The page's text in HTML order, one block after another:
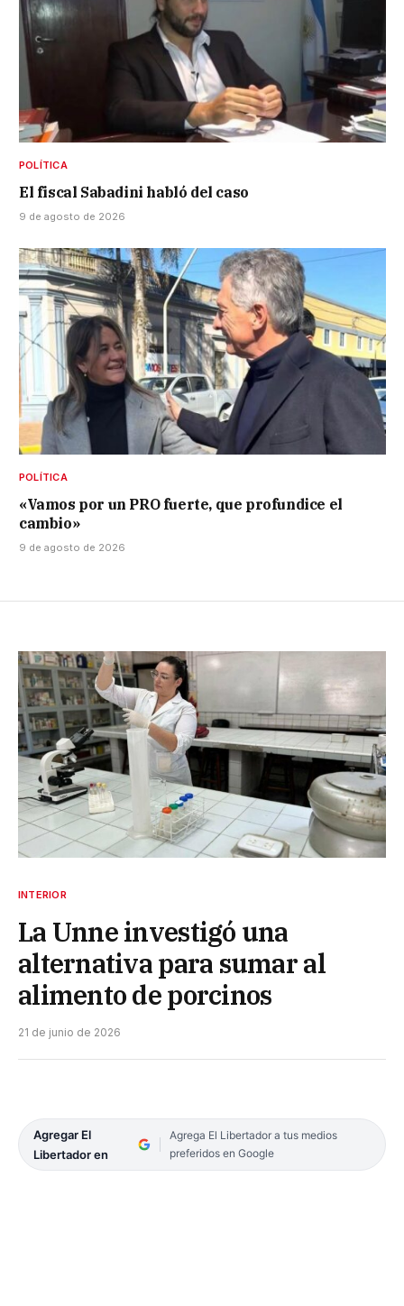
POLÍTICA
El fiscal Sabadini habló del caso
9 de agosto de 2026
POLÍTICA
«Vamos por un PRO fuerte, que profundice el
cambio»
9 de agosto de 2026
INTERIOR
La Unne investigó una
alternativa para sumar al
alimento de porcinos
21 de junio de 2026
Agregar El
Libertador en
Agrega El Libertador a tus medios
preferidos en Google